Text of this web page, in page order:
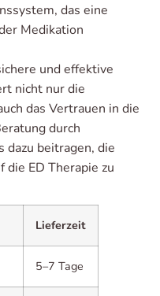
das eine
Medikation
und effektive
nicht nur die
das Vertrauen in die
durch
dazu beitragen, die
die ED Therapie zu
Lieferzeit
5–7 Tage